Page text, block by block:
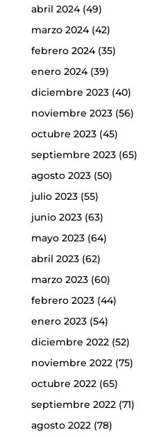
abril 2024(49)
marzo 2024(42)
febrero 2024(35)
enero 2024(39)
diciembre 2023(40)
noviembre 2023(56)
octubre 2023(45)
septiembre 2023(65)
agosto 2023(50)
julio 2023(55)
junio 2023(63)
mayo 2023(64)
abril 2023(62)
marzo 2023(60)
febrero 2023(44)
enero 2023(54)
diciembre 2022(52)
noviembre 2022(75)
octubre 2022(65)
septiembre 2022(71)
agosto 2022(78)